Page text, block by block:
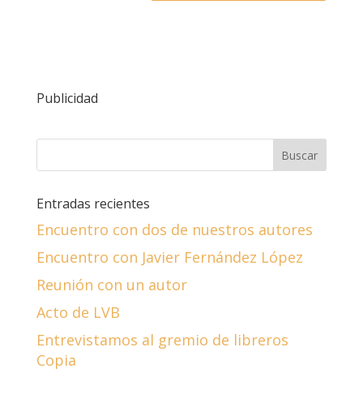
Publicidad
Entradas recientes
Encuentro con dos de nuestros autores
Encuentro con Javier Fernández López
Reunión con un autor
Acto de LVB
Entrevistamos al gremio de libreros
Copia